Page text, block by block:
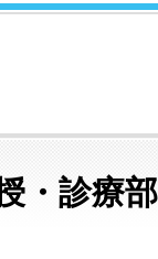
診療